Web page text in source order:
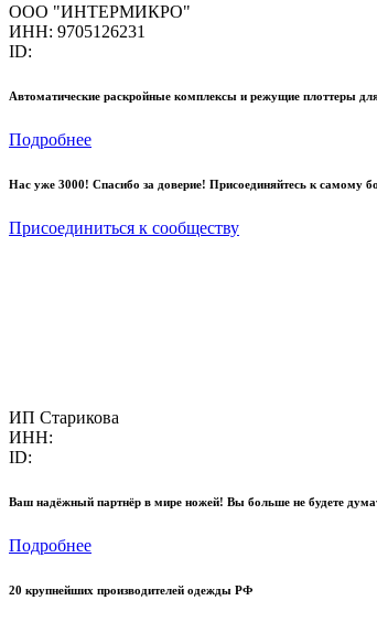
ООО "ИНТЕРМИКРО"
ИНН: 9705126231
ID:
Автоматические раскройные комплексы и режущие плоттеры
Подробнее
Нас уже 3000! Спасибо за доверие! Присоединяйтесь к самому
Присоединиться к сообществу
ИП Старикова
ИНН:
ID:
Ваш надёжный партнёр в мире ножей! Вы больше не будете
Подробнее
20 крупнейших производителей одежды РФ